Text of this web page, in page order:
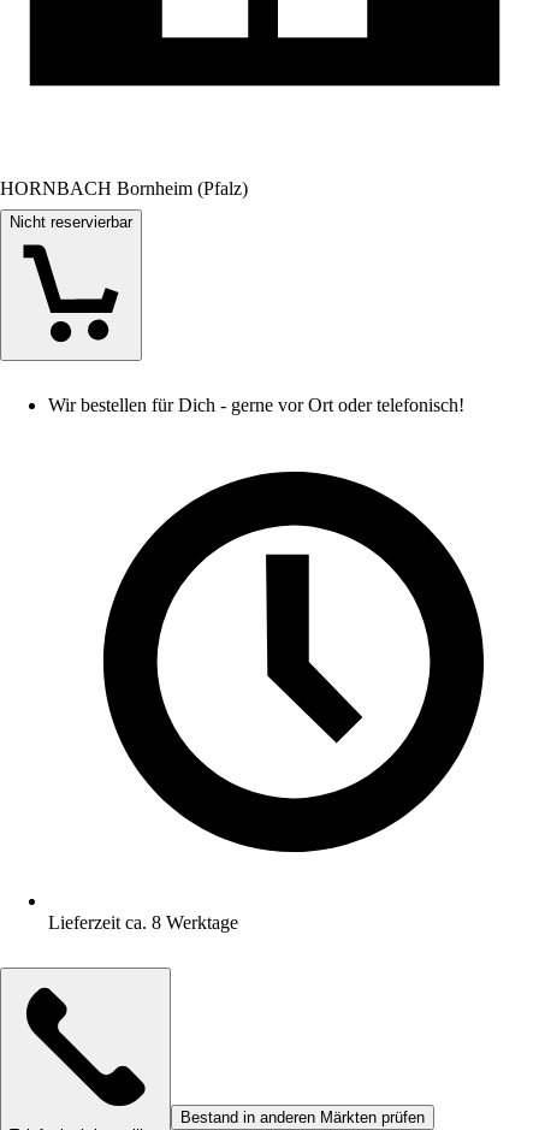
HORNBACH Bornheim (Pfalz)
Nicht reservierbar
Wir bestellen für Dich - gerne vor Ort oder telefonisch!
Lieferzeit ca. 8 Werktage
Bestand in anderen Märkten prüfen